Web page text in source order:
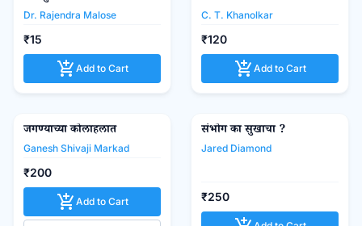
Dr. Rajendra Malose
₹15
add_shopping_cart Add to Cart
C. T. Khanolkar
₹120
add_shopping_cart Add to Cart
जगण्याच्या कोलाहलात
Ganesh Shivaji Markad
₹200
add_shopping_cart Add to Cart
Madhushree Publication
संभोग का सुखाचा ?
Jared Diamond
₹250